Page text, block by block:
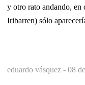
y otro rato andando,
Iribarren) sólo
eduardo vásquez - 08